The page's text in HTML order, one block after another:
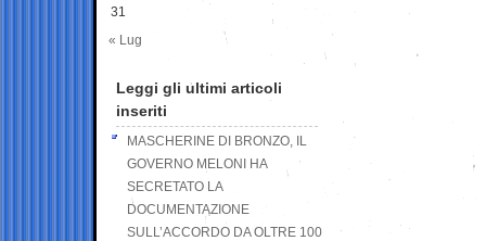
31
« Lug
Leggi gli ultimi articoli
inseriti
MASCHERINE DI BRONZO, IL
GOVERNO MELONI HA
SECRETATO LA
DOCUMENTAZIONE
SULL’ACCORDO DA OLTRE 100